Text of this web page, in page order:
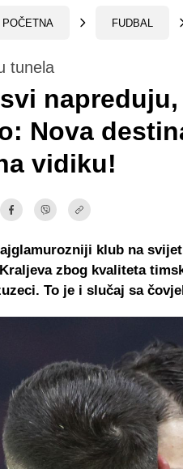
POČETNA FUDBAL
tunela
Nova
vidiku!
klub na
zbog kvaliteta
To je i slučaj sa